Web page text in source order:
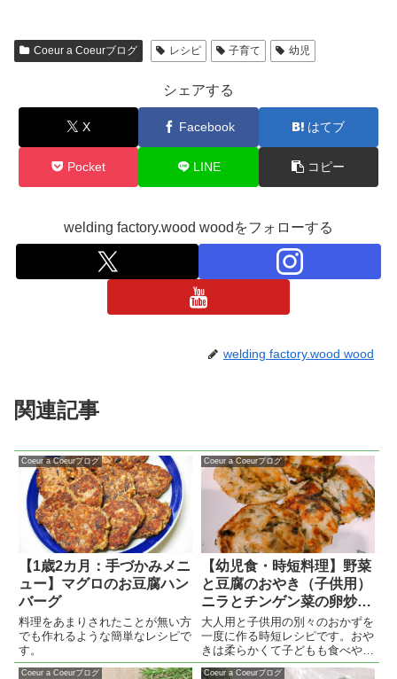
Coeur a Coeurブログ レシピ 子育て 幼児
シェアする
X Facebook はてブ
Pocket LINE コピー
welding factory.wood woodをフォローする
welding factory.wood wood
関連記事
Coeur a Coeurブログ
【1歳2カ月：手づかみメニ
ュー】マグロのお豆腐ハン
バーグ
料理をあまりされたことが無い方
でも作れるような簡単なレシピで
す。
Coeur a Coeurブログ
【幼児食・時短料理】野菜
と豆腐のおやき（子供用）
ニラとチンゲン菜の卵炒め
（大人用）
大人用と子供用の別々のおかずを
一度に作る時短レシピです。おや
きは柔らかくて子どもも食べやす
いです。
Coeur a Coeurブログ Coeur a Coeurブログ